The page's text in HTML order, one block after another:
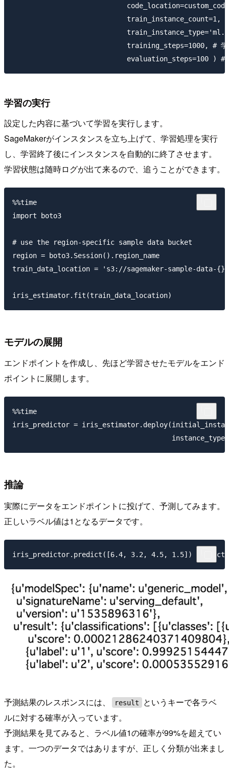
train_instance_count=1, #
training_steps=1000, # 学
学習の実行
設定した内容に基づいて学習を実行します。
SageMakerがインスタンスを立ち上げて、学習処理を実行
し、学習終了後にインスタンスを自動的に終了させます。
学習状態は随時ログが出て来るので、追うことができます。
%%time
import boto3
# use the region-specific sample data bucket
region = boto3.Session().region_name
train_data_location = 's3://sagemaker-sample-
モデルの展開
エンドポイントを作成し、先ほど学習させたモデルをエンド
ポイントに展開します。
%%time
iris_predictor =
推論
実際にデータをエンドポイントに投げて、予測してみます。
正しいラベル値は1となるデータです。
予測結果のレスポンスには、 result
というキーで各ラベ
ルに対する確率が入っています。
予測結果を見てみると、ラベル値1の確率が99%を超えてい
ます。一つのデータではありますが、正しく分類が出来まし
た。